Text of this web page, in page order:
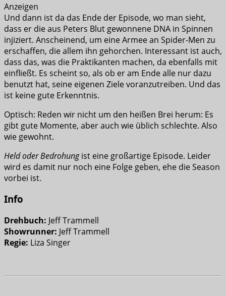
Anzeigen
Und dann ist da das Ende der Episode, wo man sieht,
dass er die aus Peters Blut gewonnene DNA in Spinnen
injiziert. Anscheinend, um eine Armee an Spider-Men zu
erschaffen, die allem ihn gehorchen. Interessant ist auch,
dass das, was die Praktikanten machen, da ebenfalls mit
einfließt. Es scheint so, als ob er am Ende alle nur dazu
benutzt hat, seine eigenen Ziele voranzutreiben. Und das
ist keine gute Erkenntnis.
Optisch: Reden wir nicht um den heißen Brei herum: Es
gibt gute Momente, aber auch wie üblich schlechte. Also
wie gewohnt.
Held oder Bedrohungist eine großartige Episode. Leider
wird es damit nur noch eine Folge geben, ehe die Season
vorbei ist.
Info
Drehbuch: Jeff Trammell
Showrunner: Jeff Trammell
Regie: Liza Singer